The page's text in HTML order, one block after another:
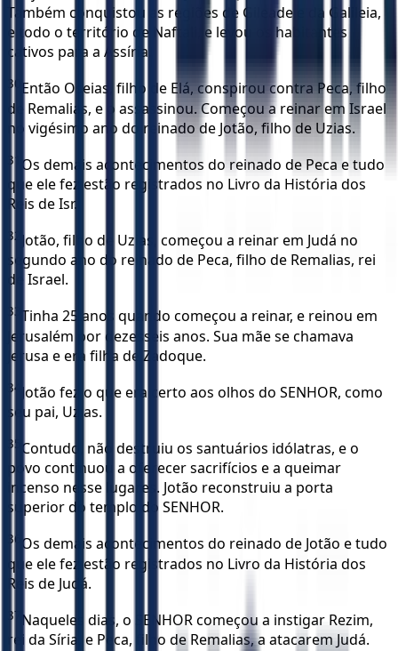
Também conquistou as regiões de Gileade e da Galileia,
e todo o território de Naftali, e levou os habitantes
cativos para a Assíria.
30 Então Oseias, filho de Elá, conspirou contra Peca, filho
de Remalias, e o assassinou. Começou a reinar em Israel
no vigésimo ano do reinado de Jotão, filho de Uzias.
31
Os demais acontecimentos do reinado de Peca e tudo
que ele fez estão registrados no Livro da História dos
Reis de Isr.
32 Jotão, filho de Uzias, começou a reinar em Judá no
segundo ano do reinado de Peca, filho de Remalias, rei
de Israel.
33 Tinha 25 anos quando começou a reinar, e reinou em
Jerusalém por dezesseis anos. Sua mãe se chamava
Jerusa e era filha de Zadoque.
34 Jotão fez o que era certo aos olhos do SENHOR, como
seu pai, Uzias.
35 Contudo, não destruiu os santuários idólatras, e o
povo continuou a oferecer sacrifícios e a queimar
incenso nesse lugares. Jotão reconstruiu a porta
superior do templo do SENHOR.
36 Os demais acontecimentos do reinado de Jotão e tudo
que ele fez estão registrados no Livro da História dos
Reis de Judá.
37 Naqueles dias, o SENHOR começou a instigar Rezim,
rei da Síria, e Peca, filho de Remalias, a atacarem Judá.